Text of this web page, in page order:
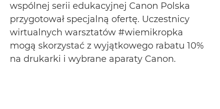
wspólnej serii edukacyjnej Canon Polska
przygotował specjalną ofertę. Uczestnicy
wirtualnych warsztatów #wiemikropka
mogą skorzystać z wyjątkowego rabatu 10%
na drukarki i wybrane aparaty Canon.